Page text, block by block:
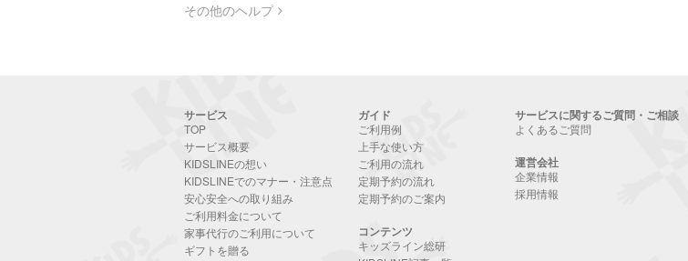
その他のヘルプ
サービス
TOP
サービス概要
KIDSLINEの想い
KIDSLINEでのマナー・注意点
安心安全への取り組み
ご利用料金について
家事代行のご利用について
ギフトを贈る
ガイド
ご利用例
上手な使い方
ご利用の流れ
定期予約の流れ
定期予約のご案内
コンテンツ
キッズライン総研
サービスに関するご質問・ご相談
よくあるご質問
運営会社
企業情報
採用情報